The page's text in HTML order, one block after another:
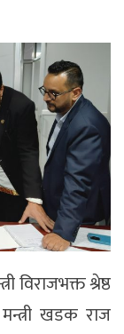
विराजभक्त श्रेष्ठ
खडक राज